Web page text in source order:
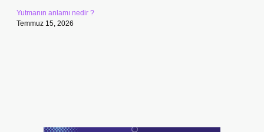
Yutmanın anlamı nedir ?
Temmuz 15, 2026